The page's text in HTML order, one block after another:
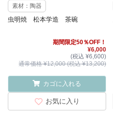
素材：陶器
虫明焼 松本学造 茶碗
期間限定50％OFF！
¥6,000
(税込 ¥6,600)
通常価格 ¥12,000 (税込 ¥13,200)
カゴに入れる
お気に入り